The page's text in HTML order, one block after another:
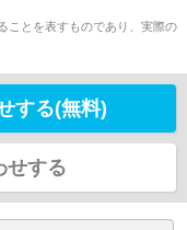
ことを表すものであり、実際の
する(無料)
せする